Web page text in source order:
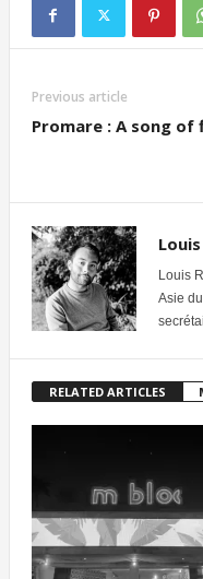
Previous article
Promare : A song of
Louis
Asie
RELATED ARTICLES